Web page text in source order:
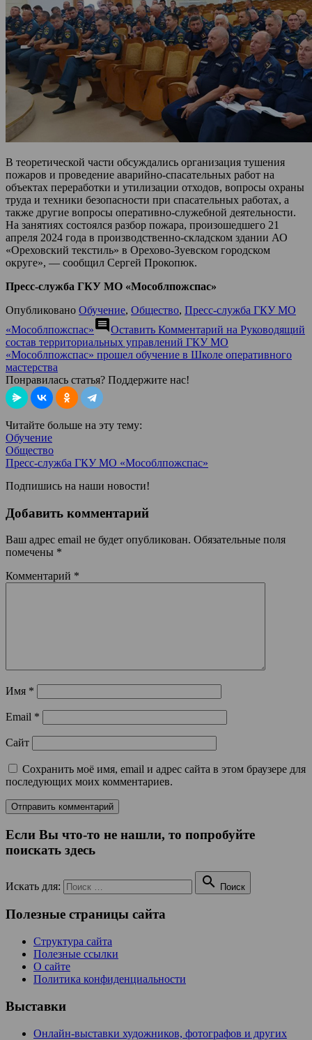
В теоретической части обсуждались организация тушения
пожаров и проведение аварийно-спасательных работ на
объектах переработки и утилизации отходов, вопросы охраны
труда и техники безопасности при спасательных работах, а
также другие вопросы оперативно-служебной деятельности.
На занятиях состоялся разбор пожара, произошедшего 21
апреля 2024 года в производственно-складском здании АО
«Ореховский текстиль» в Орехово-Зуевском городском
округе», — сообщил Сергей Прокопюк.
Пресс-служба ГКУ МО «Мособлпожспас»
Опубликовано Обучение, Общество, Пресс-служба ГКУ МО
«Мособлпожспас»comment Оставить Комментарий на Руководящий
состав территориальных управлений ГКУ МО
«Мособлпожспас» прошел обучение в Школе оперативного
мастерства
Понравилась статья? Поддержите нас!
Читайте больше на эту тему:
Обучение
Общество
Пресс-служба ГКУ МО «Мособлпожспас»
Подпишись на наши новости!
Добавить комментарий
Ваш адрес email не будет опубликован. Обязательные поля
помечены *
Комментарий *
Имя *
Email *
Сайт
Сохранить моё имя, email и адрес сайта в этом браузере для
последующих моих комментариев.
Если Вы что-то не нашли, то попробуйте
поискать здесь
Искать для:  Поиск
Полезные страницы сайта
Структура сайта
Полезные ссылки
О сайте
Политика конфиденциальности
Выставки
Онлайн-выставки художников, фотографов и других